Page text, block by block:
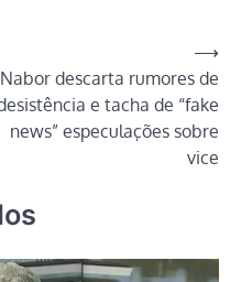
Nabor descarta rumores de
e tacha de “fake
news” especulações sobre
vice
⟶